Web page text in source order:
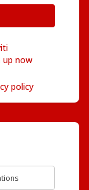
up now
policy